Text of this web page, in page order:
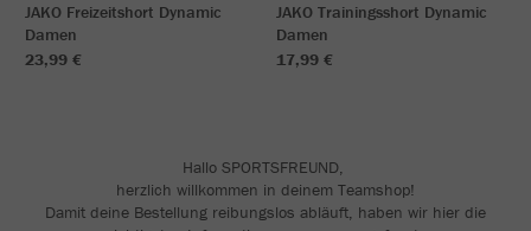
JAKO Freizeitshort Dynamic
Damen
23,99 €
JAKO Trainingsshort Dynamic
Damen
17,99 €
Hallo SPORTSFREUND,
herzlich willkommen in deinem Teamshop!
Damit deine Bestellung reibungslos abläuft, haben wir hier die